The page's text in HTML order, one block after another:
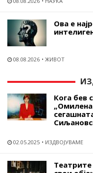
Ова е
08.08.2026 ЖИВОТ
Кога бев
02.05.2025 ИЗДВОЈУВАМЕ